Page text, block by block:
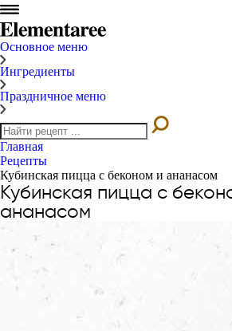
Основное меню
Ингредиенты
Праздничное меню
Главная
Рецепты
Кубинская пицца с беконом и ананасом
Кубинская пицца с
ананасом